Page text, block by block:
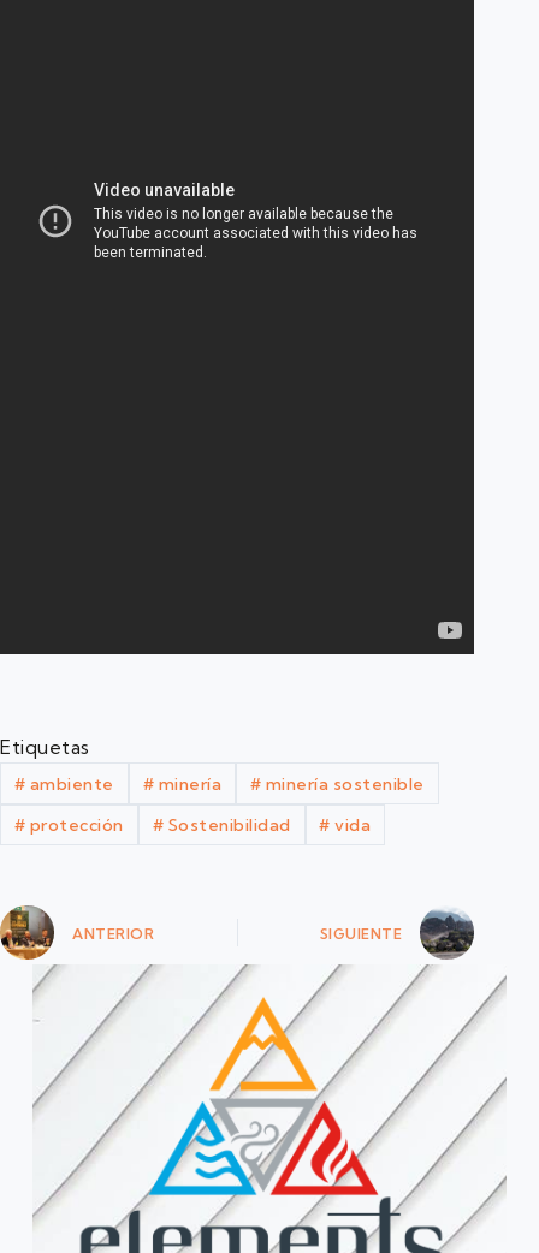
Etiquetas
# ambiente # minería # minería sostenible
# protección # Sostenibilidad # vida
ANTERIOR SIGUIENTE